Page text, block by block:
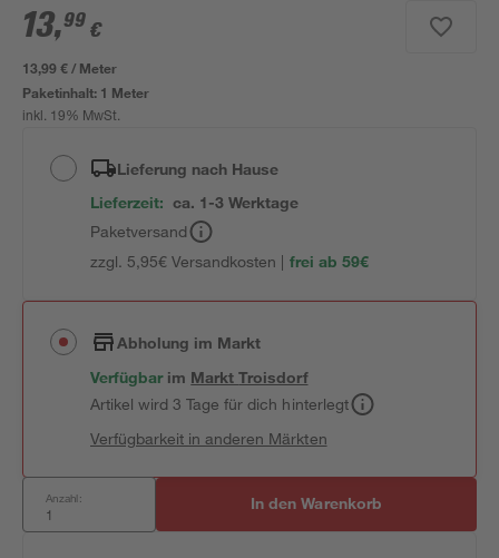
13,99 €
13,99 € / Meter
Paketinhalt: 1 Meter
inkl. 19% MwSt.
Lieferung nach Hause
Lieferzeit: ca. 1-3 Werktage
Paketversand
zzgl. 5,95€ Versandkosten | frei ab 59€
Abholung im Markt
Verfügbar im MarktTroisdorf
Artikel wird 3 Tage für dich hinterlegt
Verfügbarkeit in anderen Märkten
Anzahl: In den Warenkorb